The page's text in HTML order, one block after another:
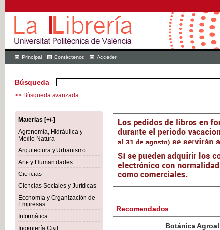
Principal Contáctenos Acceder
Búsqueda
>> Búsqueda avanzada
Materias [+/-]
Agronomía, Hidráulica y
Medio Natural
Arquitectura y Urbanismo
Arte y Humanidades
Ciencias
Ciencias Sociales y Jurídicas
Economía y Organización de
Empresas
Informática
Ingeniería Civil
Recomendados
Botánica Agroalimentaria